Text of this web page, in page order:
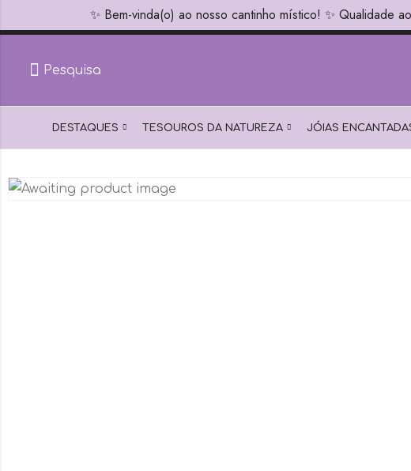
✨ Bem-vinda(o) ao nosso cantinho místico! ✨ Qualidade
Loja com alma portuguesa! Carinho místico em todas as
Pesquisa
DESTAQUES TESOUROS DA NATUREZA JÓIAS